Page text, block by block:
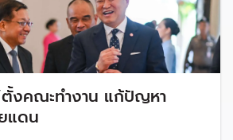
ตั้งคณะทำงาน แก้ปัญหา
แดน